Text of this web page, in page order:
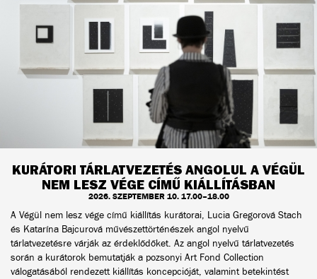
KURÁTORI TÁRLATVEZETÉS ANGOLUL A VÉGÜL
NEM LESZ VÉGE CÍMŰ KIÁLLÍTÁSBAN
2026. SZEPTEMBER 10. 17.00–18.00
A Végül nem lesz vége című kiállítás kurátorai, Lucia Gregorová Stach
és Katarína Bajcurová művészettörténészek angol nyelvű
tárlatvezetésre várják az érdeklődőket. Az angol nyelvű tárlatvezetés
során a kurátorok bemutatják a pozsonyi Art Fond Collection
válogatásából rendezett kiállítás koncepcióját, valamint betekintést